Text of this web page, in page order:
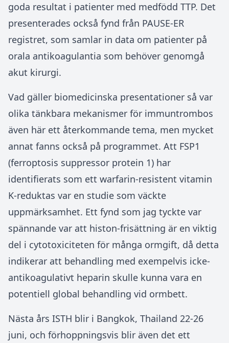
goda resultat i patienter med medfödd TTP. Det
presenterades också fynd från PAUSE-ER
registret, som samlar in data om patienter på
orala antikoagulantia som behöver genomgå
akut kirurgi.
Vad gäller biomedicinska presentationer så var
olika tänkbara mekanismer för immuntrombos
även här ett återkommande tema, men mycket
annat fanns också på programmet. Att FSP1
(ferroptosis suppressor protein 1) har
identifierats som ett warfarin-resistent vitamin
K-reduktas var en studie som väckte
uppmärksamhet. Ett fynd som jag tyckte var
spännande var att histon-frisättning är en viktig
del i cytotoxiciteten för många ormgift, då detta
indikerar att behandling med exempelvis icke-
antikoagulativt heparin skulle kunna vara en
potentiell global behandling vid ormbett.
Nästa års ISTH blir i Bangkok, Thailand 22-26
juni, och förhoppningsvis blir även det ett